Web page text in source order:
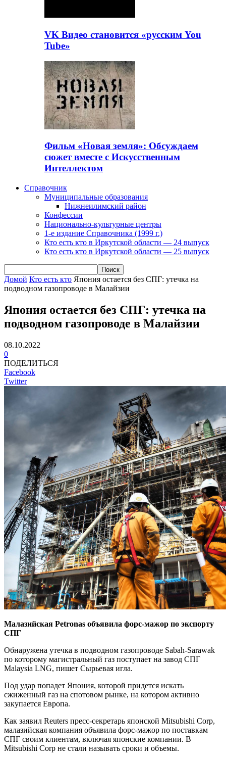
VK Видео становится «русским You
Tube»
Фильм «Новая земля»: Обсуждаем
сюжет вместе с Искусственным
Интеллектом
Справочник
Муниципальные образования
Нижнеилимский район
Конфессии
Национально-культурные центры
1-е издание Справочника (1999 г.)
Кто есть кто в Иркутской области — 24 выпуск
Кто есть кто в Иркутской области — 25 выпуск
Домой Кто есть кто Япония остается без СПГ: утечка на
подводном газопроводе в Малайзии
Япония остается без СПГ: утечка на
подводном газопроводе в Малайзии
08.10.2022
0
ПОДЕЛИТЬСЯ
Facebook
Twitter
Малазийская Petronas объявила форс-мажор по экспорту
СПГ
Обнаружена утечка в подводном газопроводе Sabah-Sarawak
по которому магистральный газ поступает на завод СПГ
Malaysia LNG, пишет Сырьевая игла.
Под удар попадет Япония, которой придется искать
сжиженный газ на спотовом рынке, на котором активно
закупается Европа.
Как заявил Reuters пресс-секретарь японской Mitsubishi Corp,
малазийская компания объявила форс-мажор по поставкам
СПГ своим клиентам, включая японские компании. В
Mitsubishi Corp не стали называть сроки и объемы.